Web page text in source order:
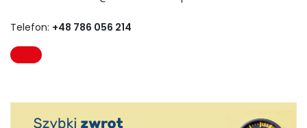
Telefon: +48 786 056 214